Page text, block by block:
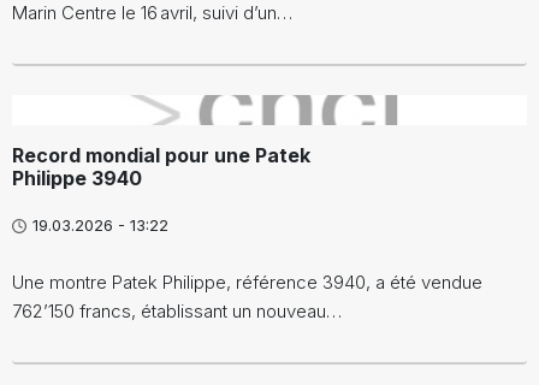
Marin Centre le 16 avril, suivi d’un…
Record mondial pour une Patek
Philippe 3940
19.03.2026 - 13:22
Une montre Patek Philippe, référence 3940, a été vendue
762’150 francs, établissant un nouveau…